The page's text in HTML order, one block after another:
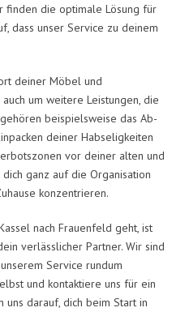
finden die optimale Lösung für
dass unser Service zu deinem
deiner Möbel und
um weitere Leistungen, die
beispielsweise das Ab-
deiner Habseligkeiten
vor deiner alten und
ganz auf die Organisation
konzentrieren.
nach Frauenfeld geht, ist
verlässlicher Partner. Wir sind
Service rundum
und kontaktiere uns für ein
darauf, dich beim Start in